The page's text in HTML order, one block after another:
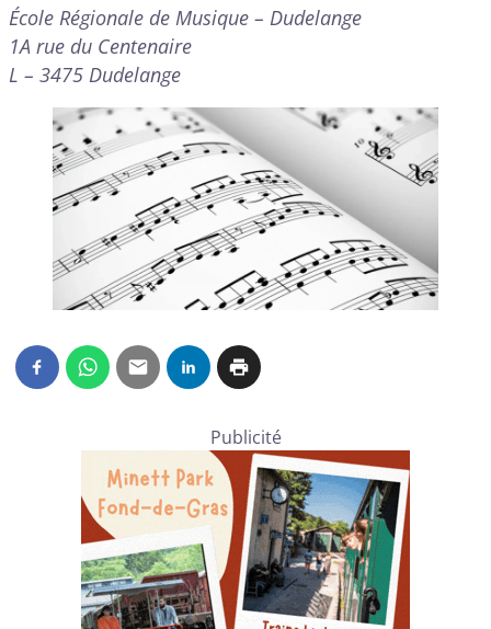
École Régionale de Musique – Dudelange
1A rue du Centenaire
L – 3475 Dudelange
Publicité